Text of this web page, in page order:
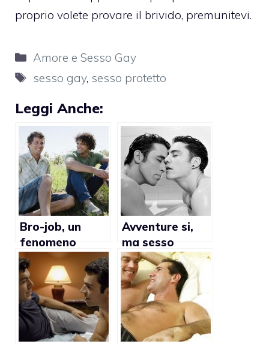
proprio volete provare il brivido, premunitevi.
Categorie
Amore e Sesso Gay
Tag
sesso gay, sesso protetto
Leggi Anche:
Bro-job, un
fenomeno
particolare
Avventure si,
ma sesso
protetto